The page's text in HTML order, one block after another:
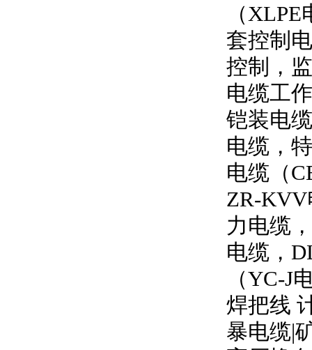
（XLPE
套控制
控制，
电缆工
铠装电
电缆，
电缆（
ZR-KVV
力电缆，
电缆，
（YC-J
焊把线
暴电缆